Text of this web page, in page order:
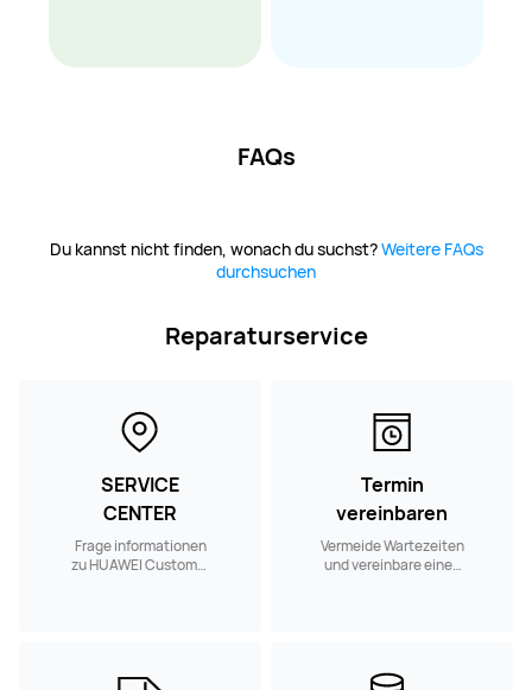
FAQs
Du kannst nicht finden, wonach du suchst?Weitere FAQs
durchsuchen
Reparaturservice
SERVICE
CENTER
Frage informationen
zu HUAWEI Customer
Termin
vereinbaren
Vermeide Wartezeiten
und vereinbare einen